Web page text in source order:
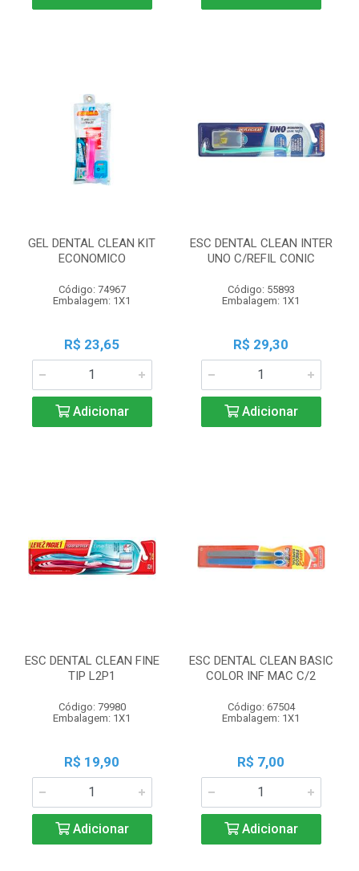
GEL DENTAL CLEAN KIT
ECONOMICO
Código: 74967
Embalagem: 1X1
R$ 23,65
Adicionar
ESC DENTAL CLEAN INTER
UNO C/REFIL CONIC
Código: 55893
Embalagem: 1X1
R$ 29,30
Adicionar
ESC DENTAL CLEAN FINE
TIP L2P1
Código: 79980
Embalagem: 1X1
R$ 19,90
Adicionar
ESC DENTAL CLEAN BASIC
COLOR INF MAC C/2
Código: 67504
Embalagem: 1X1
R$ 7,00
Adicionar